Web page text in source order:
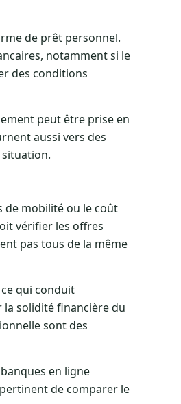
de prêt personnel.
notamment si le
des conditions
peut être prise en
aussi vers des
de mobilité ou le coût
vérifier les offres
pas tous de la même
qui conduit
la solidité financière du
sont des
en ligne
de comparer le